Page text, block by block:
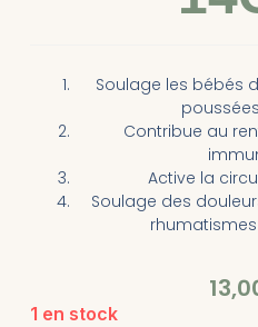
Soulage les bébés
Contribue au
Active la
Soulage des
1 en stock